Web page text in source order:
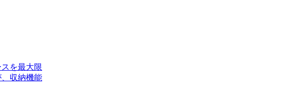
を最大限
収納機能